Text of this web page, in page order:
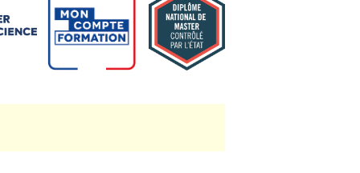
- Département composante)